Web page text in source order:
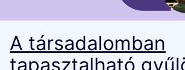
A társadalomban
tapasztalható